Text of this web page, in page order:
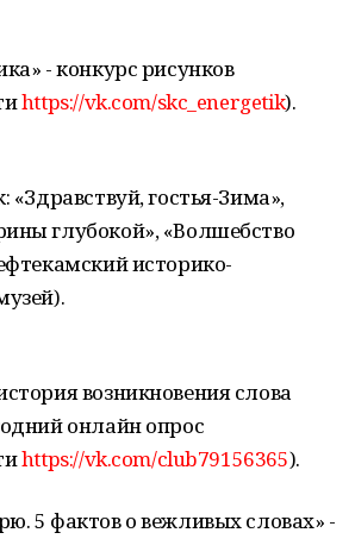
- конкурс рисунков
https://vk.com/skc_energetik).
«Здравствуй, гостья-Зима»,
глубокой», «Волшебство
историко-
возникновения слова
онлайн опрос
https://vk.com/club79156365).
5 фактов о вежливых словах» -